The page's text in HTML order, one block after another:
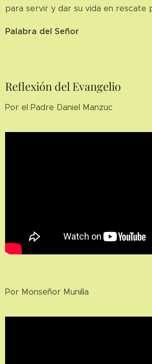
para servir y dar su vida en rescate
Palabra del Señor
Reflexión del Evangelio
Por el Padre Daniel Manzuc
Por Monseñor Munilla